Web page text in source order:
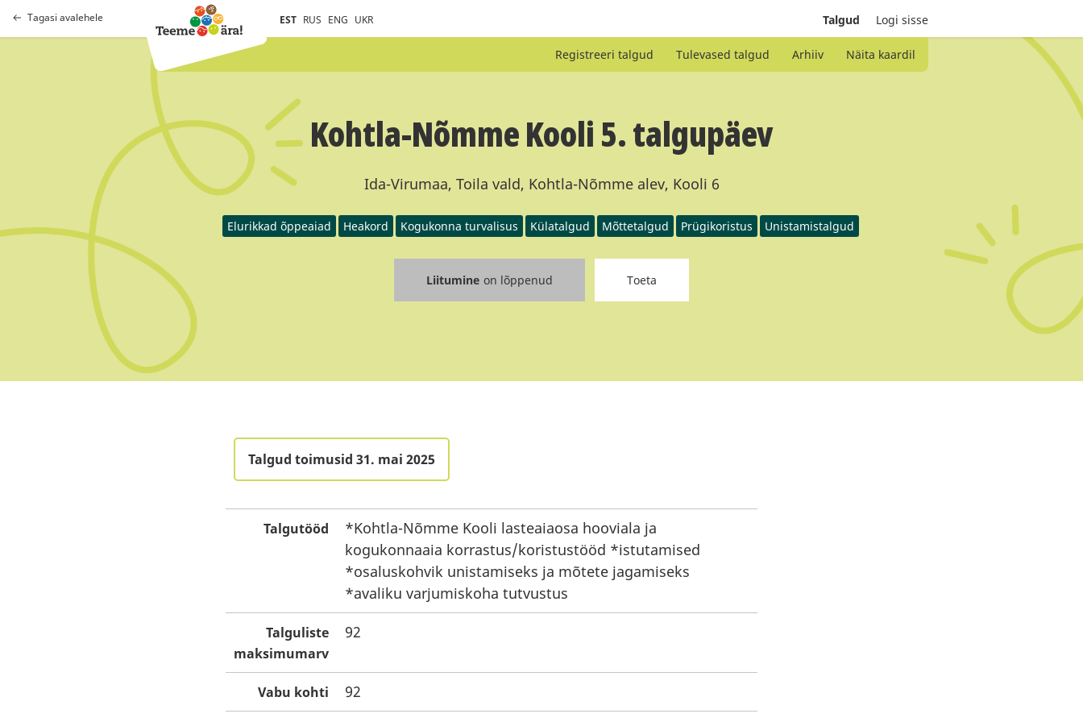
Tagasi avalehele EST RUS ENG UKR Talgud Logi sisse
Registreeri talgud Tulevased talgud Arhiiv Näita kaardil
Kohtla-Nõmme Kooli 5. talgupäev
Ida-Virumaa, Toila vald, Kohtla-Nõmme alev, Kooli 6
Elurikkad õppeaiad Heakord Kogukonna turvalisus Külatalgud Mõttetalgud Prügikoristus Unistamistalgud
Liitumine on lõppenud Toeta
Talgud toimusid 31. mai 2025
Talgutööd
*Kohtla-Nõmme Kooli lasteaiaosa hooviala ja
kogukonnaaia korrastus/koristustööd *istutamised
*osaluskohvik unistamiseks ja mõtete jagamiseks
*avaliku varjumiskoha tutvustus
Talguliste
maksimumarv
92
Vabu kohti
92